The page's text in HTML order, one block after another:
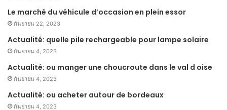
Le marché du véhicule d’occasion en plein essor
กันยายน 22, 2023
Actualité: quelle pile rechargeable pour lampe solaire
กันยายน 4, 2023
Actualité: ou manger une choucroute dans le val d oise
กันยายน 4, 2023
Actualité: ou acheter autour de bordeaux
กันยายน 4, 2023